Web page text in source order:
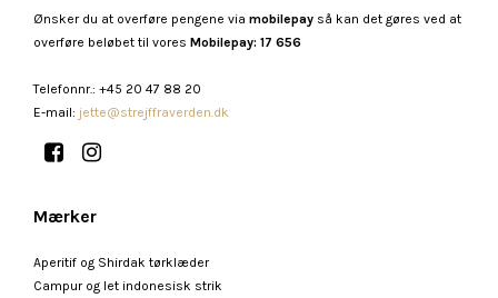
Ønsker du at overføre pengene via mobilepay så kan det gøres ved at
overføre beløbet til vores Mobilepay: 17 656
Telefonnr.: +45 20 47 88 20
E-mail: jette@strejffraverden.dk
Mærker
Aperitif og Shirdak tørklæder
Campur og let indonesisk strik